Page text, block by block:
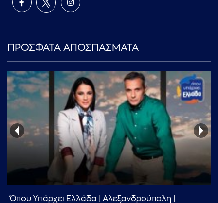
ΠΡΟΣΦΑΤΑ ΑΠΟΣΠΑΣΜΑΤΑ
Όπου Υπάρχει Ελλάδα | Αλεξανδρούπολη |